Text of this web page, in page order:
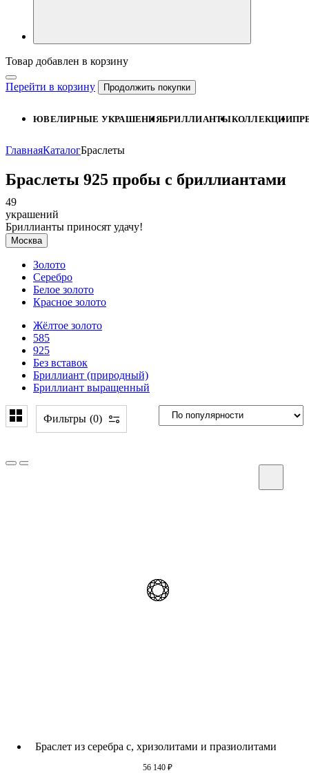
Товар добавлен в корзину
Перейти в корзину Продолжить покупки
ЮВЕЛИРНЫЕ УКРАШЕНИЯБРИЛЛИАНТЫКОЛЛЕКЦИИ
ГлавнаяКаталогБраслеты
Браслеты 925 пробы с бриллиантами
49
украшений
Бриллианты приносят удачу!
Москва
Золото
Серебро
Белое золото
Красное золото
Жёлтое золото
585
925
Без вставок
Бриллиант (природный)
Бриллиант выращенный
Фильтры 0
Браслет из серебра с, хризолитами и празиолитами
56 140 ₽